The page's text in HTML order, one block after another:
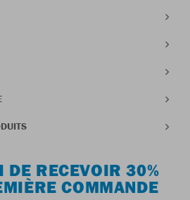
DE RECEVOIR 30%
COMMANDE